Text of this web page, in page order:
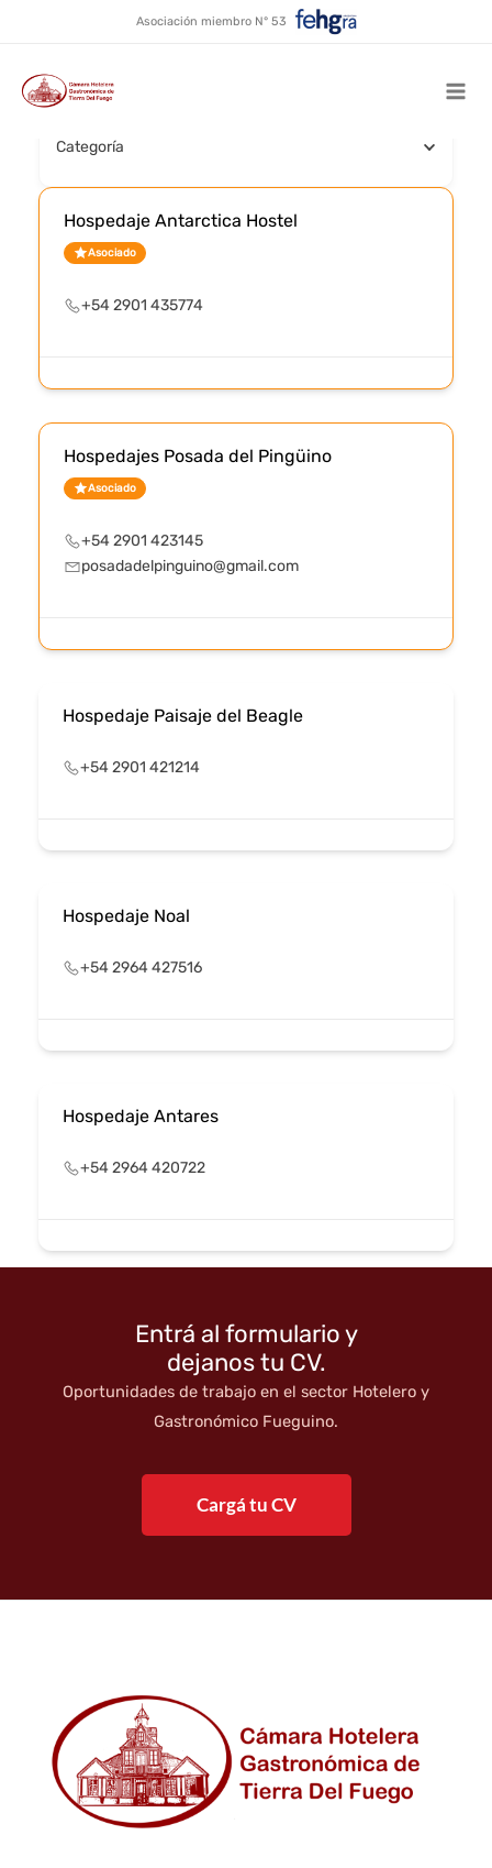
contenido
Asociación miembro N° 53
Hospedaje
Buscar por nombre
Categoría
Hospedaje Antarctica Hostel
Asociado
+54 2901 435774
Hospedajes Posada del Pingüino
Asociado
+54 2901 423145
posadadelpinguino@gmail.com
Hospedaje Paisaje del Beagle
+54 2901 421214
Hospedaje Noal
+54 2964 427516
Hospedaje Antares
+54 2964 420722
Entrá al formulario y
dejanos tu CV.
Oportunidades de trabajo en el sector Hotelero y
Gastronómico Fueguino.
Cargá tu CV